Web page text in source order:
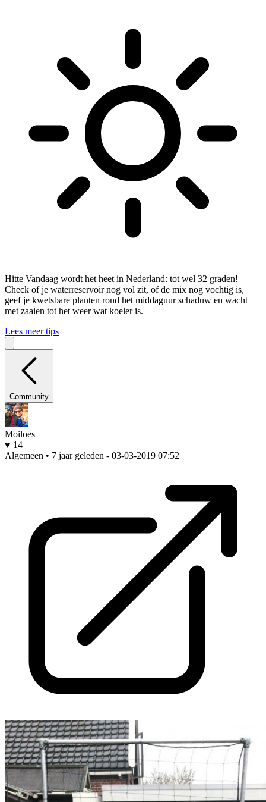
Hitte Vandaag wordt het heet in Nederland: tot wel 32 graden!
Check of je waterreservoir nog vol zit, of de mix nog vochtig is,
geef je kwetsbare planten rond het middaguur schaduw en wacht
met zaaien tot het weer wat koeler is.
Lees meer tips
Community
Moiloes
♥ 14
Algemeen • 7 jaar geleden - 03-03-2019 07:52